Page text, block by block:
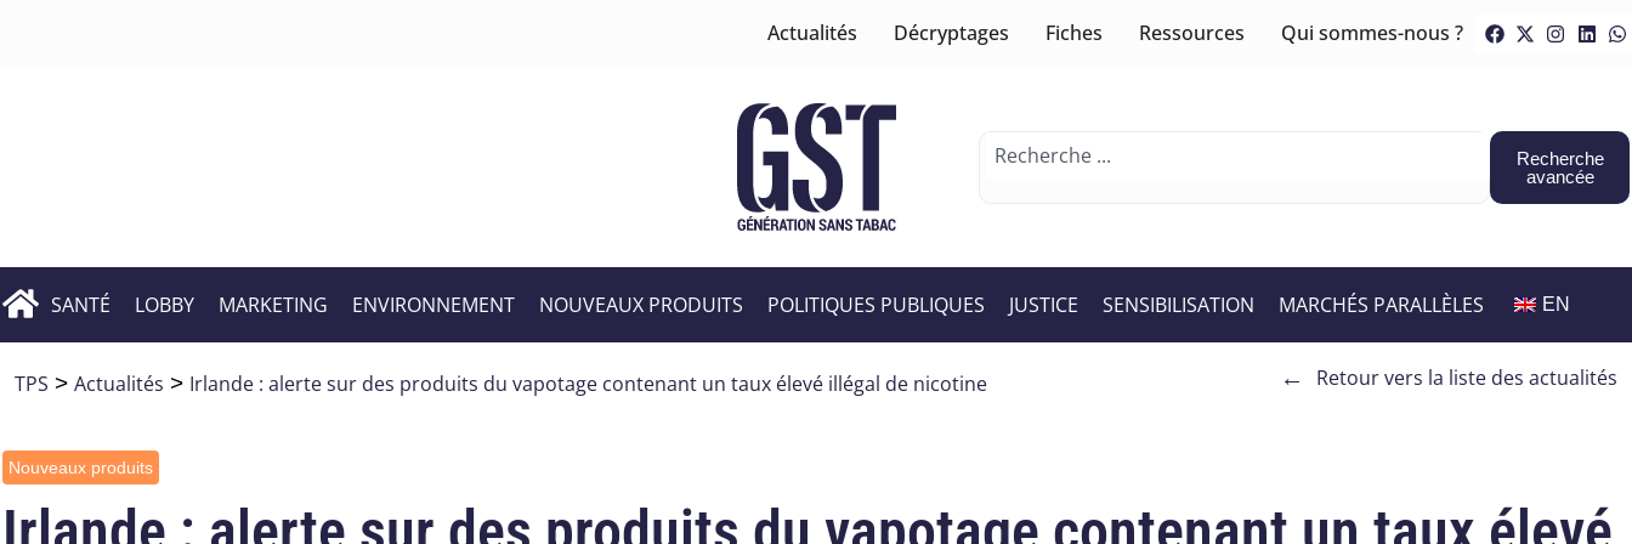
Actualités Décryptages Fiches Ressources Qui sommes-nous ?
Recherche
avancée
SANTÉ LOBBY MARKETING ENVIRONNEMENT NOUVEAUX PRODUITS POLITIQUES PUBLIQUES JUSTICE SENSIBILISATION MARCHÉS PARALLÈLES EN
TPS > Actualités > Irlande : alerte sur des produits du vapotage contenant un taux élevé illégal de nicotine ← Retour vers la liste des actualités
Nouveaux produits